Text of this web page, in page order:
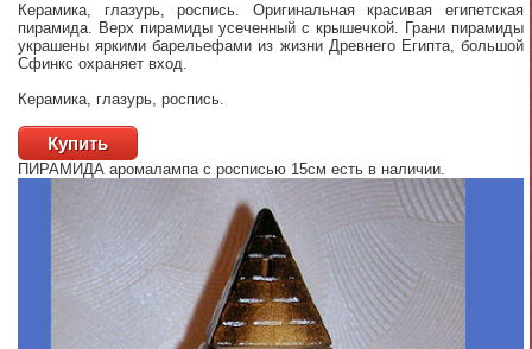
Керамика, глазурь, роспись. Оригинальная красивая египетская
пирамида. Верх пирамиды усеченный с крышечкой. Грани пирамиды
украшены яркими барельефами из жизни Древнего Египта, большой
Сфинкс охраняет вход.
Керамика, глазурь, роспись.
Купить
ПИРАМИДА аромалампа с росписью 15см есть в наличии.